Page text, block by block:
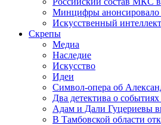
Минцифры анонсировало
Искусственный
Скрепы
Медиа
Наследие
Искусство
Идеи
Символ-опера об
Два детектива о
Адам и Дали Гуцериевы
В Тамбовской области